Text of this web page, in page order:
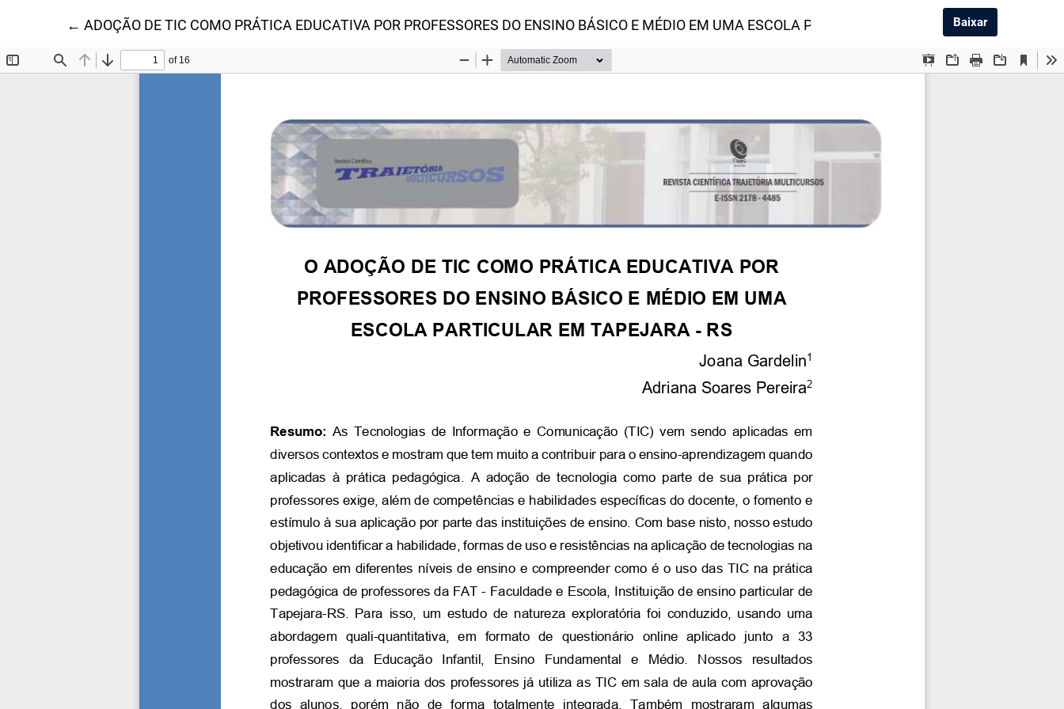
← Voltar aos Detalhes do Artigo
ADOÇÃO DE TIC COMO PRÁTICA EDUCATIVA POR PROFESSORES DO ENSINO BÁSICO E MÉDIO EM UMA ESCOLA PARTICULAR EM TAPEJARA - RS
BaixarBaixar PDF